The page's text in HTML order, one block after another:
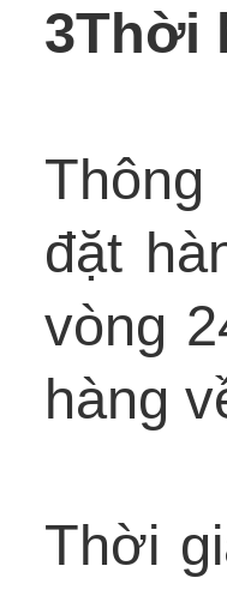
3Thời
đặt
vòng
hàng
Thời